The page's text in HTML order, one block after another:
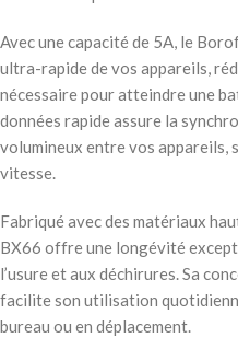
Avec une capacité de 5A, le
ultra-rapide de vos appareils,
nécessaire pour atteindre une
données rapide assure la
volumineux entre vos appareils,
vitesse.
Fabriqué avec des matériaux
BX66 offre une longévité
l’usure et aux déchirures. Sa
facilite son utilisation
bureau ou en déplacement.